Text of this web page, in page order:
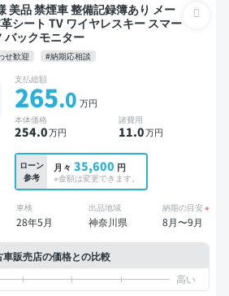
シート TV ワイヤレスキー スマー
バックモニター
せ歓迎 #納期応相談
支払総額
265.0 万円
本体価格
254.0万円
諸費用
11.0万円
ローン
参考
月々 35,600 円
※金額は変更できます。
車検
28年5月
出品地域
神奈川県
納期の目安 ※
8月〜9月
車販売店の価格との比較